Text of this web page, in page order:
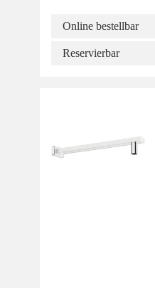
Online bestellbar
Reservierbar